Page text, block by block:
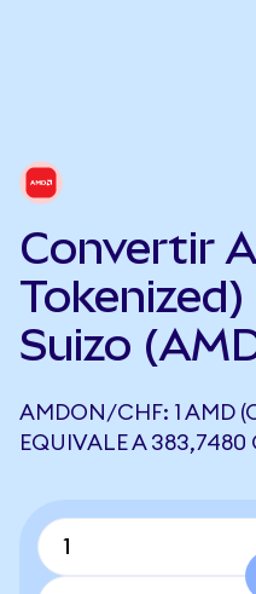
Convertir
Suizo
AMDON/CHF: 1 AMD
EQUIVALE A 383,7480